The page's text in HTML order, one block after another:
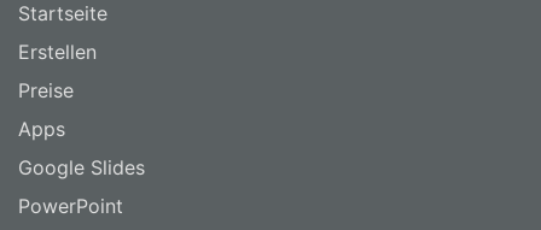
Startseite
Erstellen
Preise
Apps
Google Slides
PowerPoint